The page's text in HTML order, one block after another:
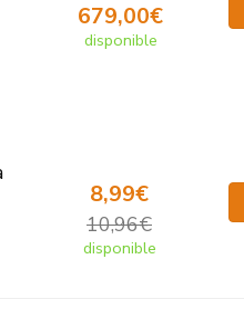
679,00€
disponible
8,99€
10,96€
disponible